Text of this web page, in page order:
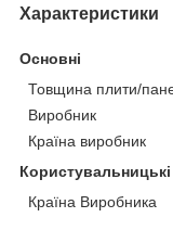
Характеристики
Основні
Товщина плити/
Виробник
Країна виробник
Країна Виробника